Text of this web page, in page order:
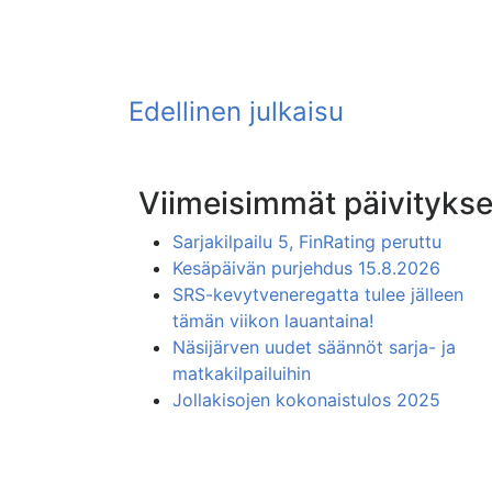
Viimeisimmät
Sarjakilpailu 5, FinRating peruttu
Kesäpäivän purjehdus 15.8.2026
SRS-kevytveneregatta tulee jälleen
tämän viikon lauantaina!
Näsijärven uudet säännöt sarja- ja
matkakilpailuihin
Jollakisojen kokonaistulos 2025